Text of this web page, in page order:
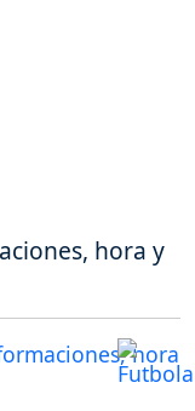
hora y